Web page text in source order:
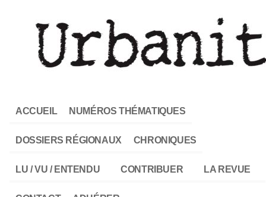
ACCUEIL NUMÉROS THÉMATIQUES
DOSSIERS RÉGIONAUX CHRONIQUES
LU / VU / ENTENDU CONTRIBUER LA REVUE